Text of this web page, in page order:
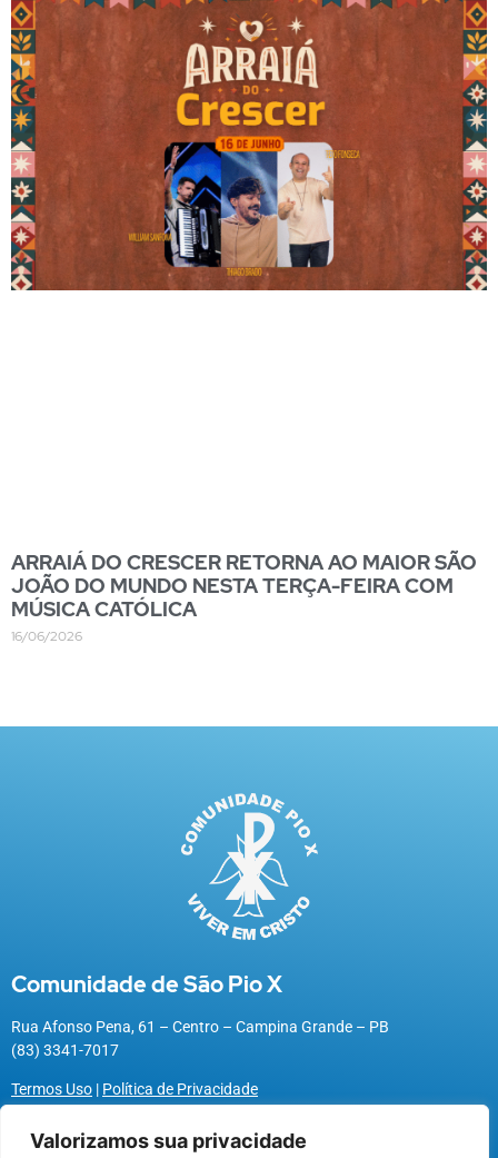
Valorizamos sua privacidade
ARRAIÁ DO CRESCER RETORNA AO MAIOR SÃO
JOÃO DO MUNDO NESTA TERÇA-FEIRA COM
MÚSICA CATÓLICA
16/06/2026
Comunidade de São Pio X
Rua Afonso Pena, 61 – Centro – Campina Grande – PB
(83) 3341-7017
Termos Uso | Política de Privacidade